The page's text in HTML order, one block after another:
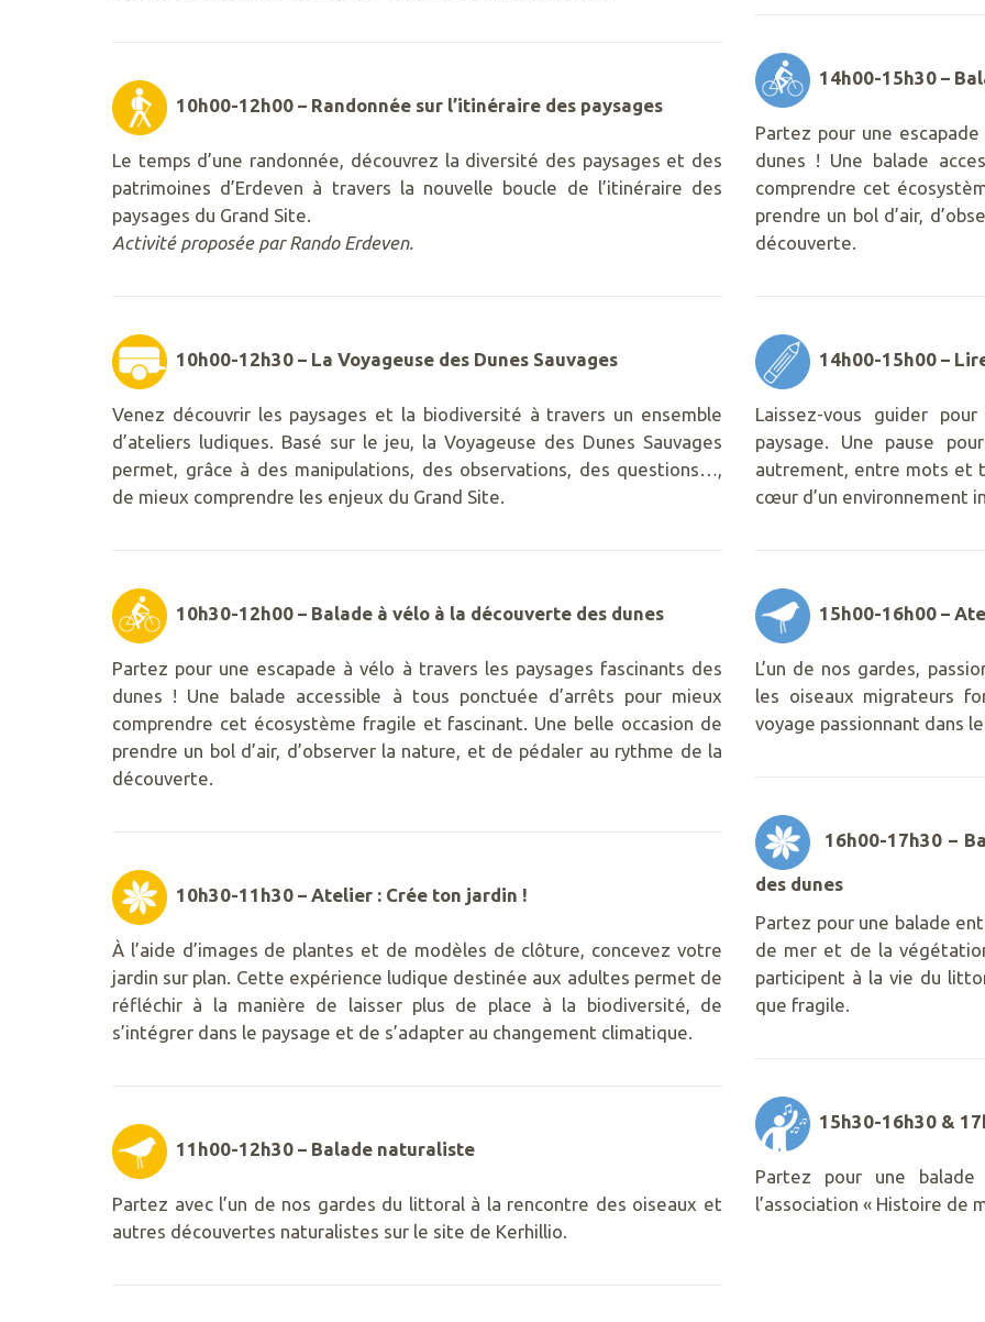
10h00-12h00 – Randonnée sur l’itinéraire des paysages
Le temps d’une randonnée, découvrez la diversité des paysages et des
patrimoines d’Erdeven à travers la nouvelle boucle de l’itinéraire des
paysages du Grand Site.
Activité proposée par Rando Erdeven.
10h00-12h30 – La Voyageuse des Dunes Sauvages
Venez découvrir les paysages et la biodiversité à travers un ensemble
d’ateliers ludiques. Basé sur le jeu, la Voyageuse des Dunes Sauvages
permet, grâce à des manipulations, des observations, des questions…,
de mieux comprendre les enjeux du Grand Site.
10h30-12h00 – Balade à vélo à la découverte des dunes
Partez pour une escapade à vélo à travers les paysages fascinants des
dunes ! Une balade accessible à tous ponctuée d’arrêts pour mieux
comprendre cet écosystème fragile et fascinant. Une belle occasion de
prendre un bol d’air, d’observer la nature, et de pédaler au rythme de la
découverte.
10h30-11h30 – Atelier : Crée ton jardin !
À l’aide d’images de plantes et de modèles de clôture, concevez votre
jardin sur plan. Cette expérience ludique destinée aux adultes permet de
réfléchir à la manière de laisser plus de place à la biodiversité, de
s’intégrer dans le paysage et de s’adapter au changement climatique.
11h00-12h30 – Balade naturaliste
Partez avec l’un de nos gardes du littoral à la rencontre des oiseaux et
autres découvertes naturalistes sur le site de Kerhillio.
14h00-15h30 –
Partez pour une
dunes ! Une balade
comprendre cet
prendre un bol d’air,
découverte.
14h00-15h00 –
Laissez-vous guider
paysage. Une pause
autrement, entre mots et
cœur d’un environnement
15h00-16h00 –
L’un de nos gardes,
les oiseaux migrateurs
voyage passionnant dans
16h00-17h30 –
des dunes
Partez pour une balade
de mer et de la
participent à la vie du
que fragile.
15h30-16h30 &
Partez pour une
l’association « Histoire de